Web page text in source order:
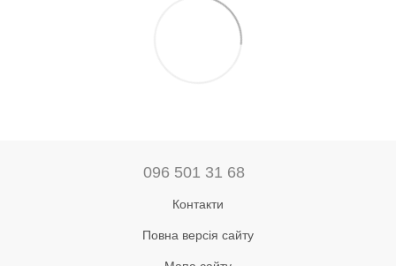
096 501 31 68
Контакти
Повна версія сайту